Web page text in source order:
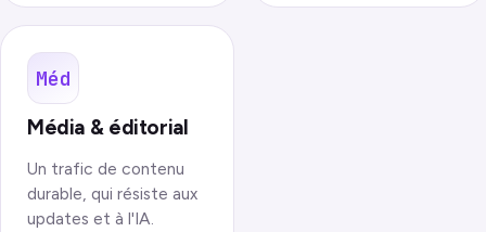
Méd
Média & éditorial
Un trafic de contenu
durable, qui résiste aux
updates et à l'IA.